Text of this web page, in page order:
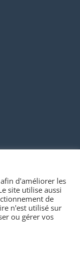
d'améliorer les
site utilise aussi
de
n'est utilisé sur
ou gérer vos